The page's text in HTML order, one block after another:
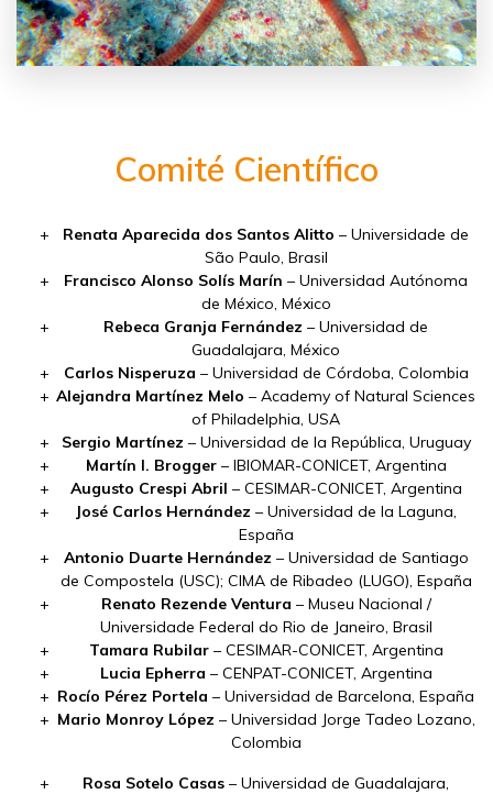
Comité Científico
Renata Aparecida dos Santos Alitto – Universidade de
São Paulo, Brasil
Francisco Alonso Solís Marín – Universidad Autónoma
de México, México
Rebeca Granja Fernández – Universidad de
Guadalajara, México
Carlos Nisperuza – Universidad de Córdoba, Colombia
Alejandra Martínez Melo – Academy of Natural Sciences
of Philadelphia, USA
Sergio Martínez – Universidad de la República, Uruguay
Martín I. Brogger– IBIOMAR-CONICET, Argentina
Augusto Crespi Abril – CESIMAR-CONICET, Argentina
José Carlos Hernández – Universidad de la Laguna,
España
Antonio Duarte Hernández – Universidad de Santiago
de Compostela (USC); CIMA de Ribadeo (LUGO), España
Renato Rezende Ventura – Museu Nacional /
Universidade Federal do Rio de Janeiro, Brasil
Tamara Rubilar– CESIMAR-CONICET, Argentina
Lucia Epherra – CENPAT-CONICET, Argentina
Rocío Pérez Portela – Universidad de Barcelona, España
Mario Monroy López – Universidad Jorge Tadeo Lozano,
Colombia
Rosa Sotelo Casas – Universidad de Guadalajara,